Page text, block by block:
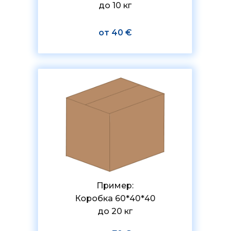
до 10 кг
от 40 €
Пример:
Коробка 60*40*40
до 20 кг